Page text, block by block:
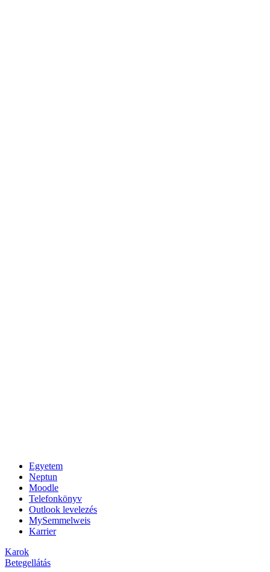
Egyetem
Neptun
Moodle
Telefonkönyv
Outlook levelezés
MySemmelweis
Karrier
Karok
Betegellátás